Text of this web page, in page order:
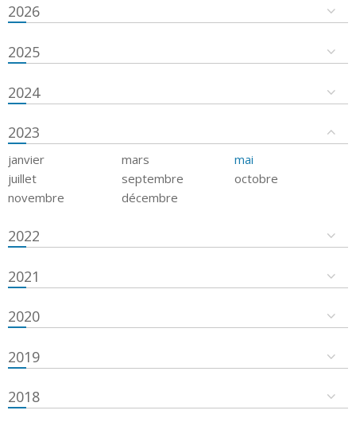
2026
2025
2024
2023
janvier mars
mai
juillet
septembre
octobre
novembre
décembre
2022
2021
2020
2019
2018